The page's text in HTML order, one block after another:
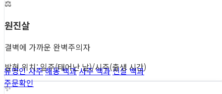
유명인 사주해몽 백과사주 백과신살 백과
주문확인
⚖️
원진살
결벽에 가까운 완벽주의자
발현 위치: 일주(태어난 날)/시주(출생 시간)
✨